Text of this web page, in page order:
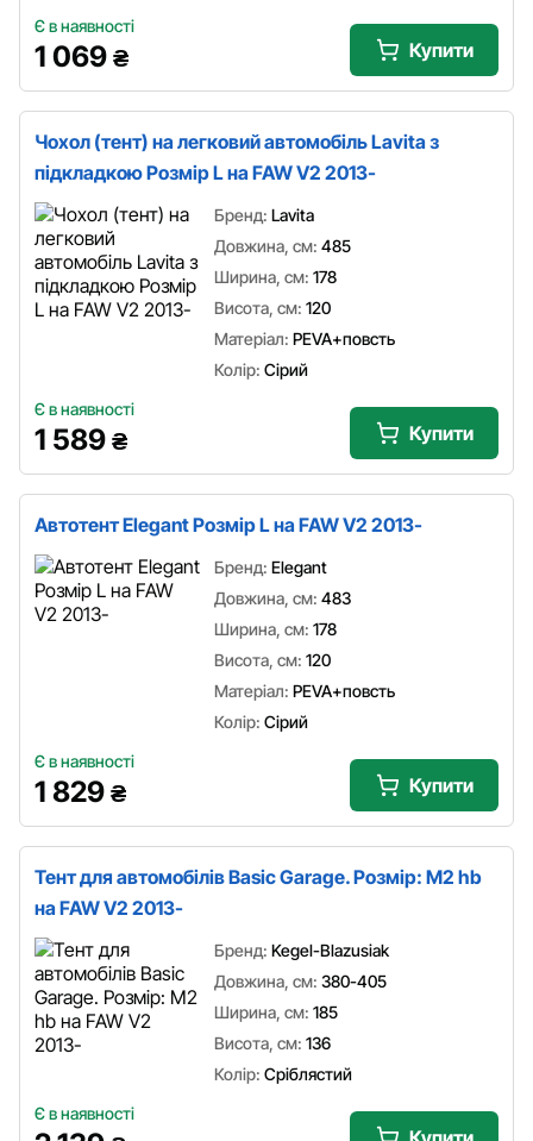
Є в наявності
1 069 ₴ Купити
Чохол (тент) на легковий автомобіль Lavita з
підкладкою Розмір L на FAW V2 2013-
Бренд: Lavita
Довжина, см: 485
Ширина, см: 178
Висота, см: 120
Матеріал: PEVA+повсть
Колір: Сірий
Є в наявності
1 589 ₴ Купити
Автотент Elegant Розмір L на FAW V2 2013-
Бренд: Elegant
Довжина, см: 483
Ширина, см: 178
Висота, см: 120
Матеріал: PEVA+повсть
Колір: Сірий
Є в наявності
1 829 ₴ Купити
Тент для автомобілів Basic Garage. Розмір: M2 hb
на FAW V2 2013-
Бренд: Kegel-Blazusiak
Довжина, см: 380-405
Ширина, см: 185
Висота, см: 136
Колір: Сріблястий
Є в наявності